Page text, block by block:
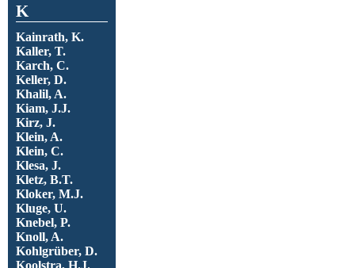
K
Kainrath, K.
Kaller, T.
Karch, C.
Keller, D.
Khalil, A.
Kiam, J.J.
Kirz, J.
Klein, A.
Klein, C.
Klesa, J.
Kletz, B.T.
Kloker, M.J.
Kluge, U.
Knebel, P.
Knoll, A.
Kohlgrüber, D.
Koolstra, H.J.